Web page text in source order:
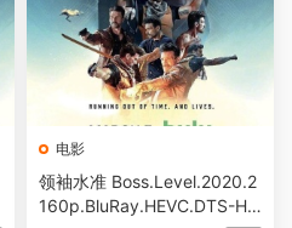
电影
领袖水准 Boss.Level.2020.2
160p.BluRay.HEVC.DTS-H